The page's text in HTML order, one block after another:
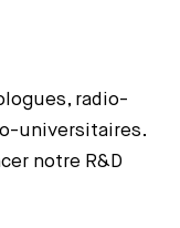
radio-
universitaires.
notre R&D